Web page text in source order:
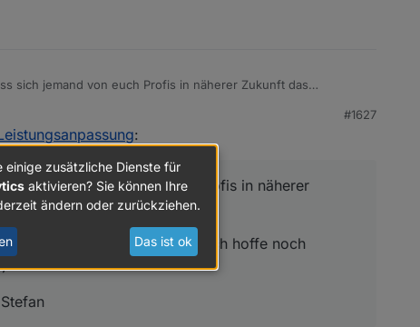
sich jemand von euch Profis in näherer Zukunft das
Neuland, und ich hoffe noch drumherum zu
#1627
:
sich jemand von euch Profis in näherer
Firmware anschaut?
technisches Neuland, und ich hoffe noch
einige zusätzliche Dienste für
aktivieren? Sie können Ihre
ändern oder zurückziehen.
Das ist ok